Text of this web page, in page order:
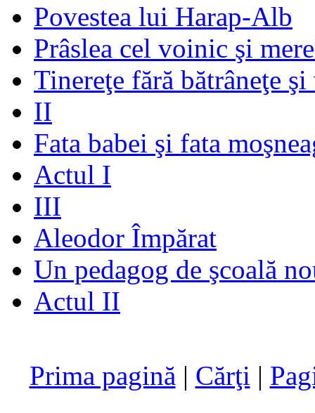
Povestea lui Harap-Alb
Prâslea cel voinic şi
Tinereţe fără bătrâneţe
II
Fata babei şi fata
Actul I
III
Aleodor Împărat
Un pedagog de şcoală
Actul II
Prima pagină | Cărţi |